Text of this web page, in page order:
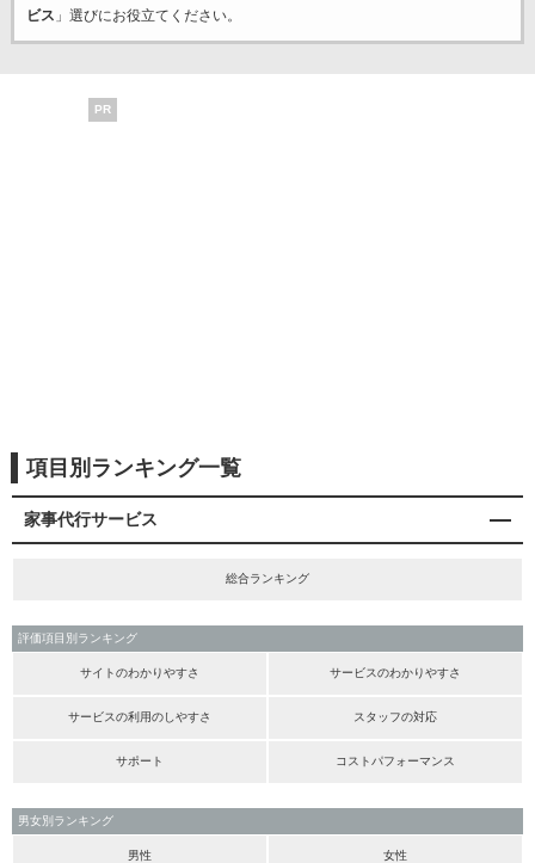
ビス 」選びにお役立てください。
PR
項目別ランキング一覧
家事代行サービス
総合ランキング
評価項目別ランキング
サイトのわかりやすさ サービスのわかりやすさ
サービスの利用のしやすさ スタッフの対応
サポート コストパフォーマンス
男女別ランキング
男性 女性